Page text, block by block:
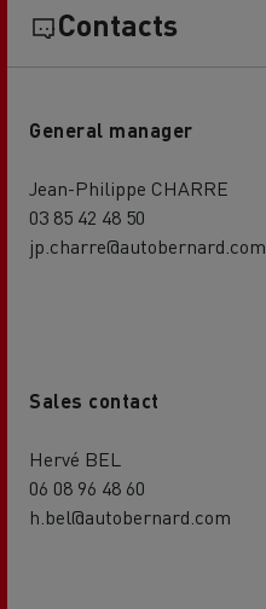
Contacts
General manager
Jean-Philippe CHARRE
03 85 42 48 50
jp.charre@autobernard.com
Sales contact
Hervé BEL
06 08 96 48 60
h.bel@autobernard.com